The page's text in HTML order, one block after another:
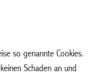
so genannte Cookies.
Schaden an und